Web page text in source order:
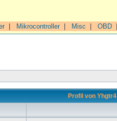
| Mikrocontroller| Misc OBD
Profil von Yhgtr4